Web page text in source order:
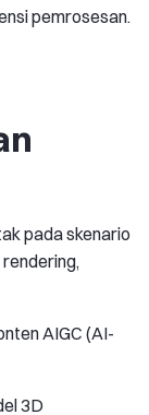
pemrosesan.
pada skenario
AIGC (AI-
3D